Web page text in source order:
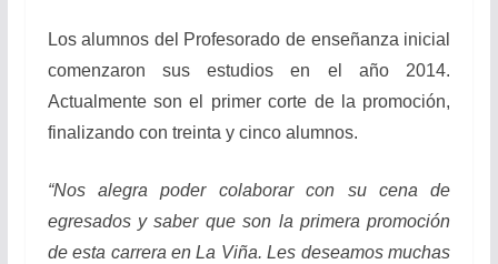
Los alumnos del Profesorado de enseñanza inicial
comenzaron sus estudios en el año 2014.
Actualmente son el primer corte de la promoción,
finalizando con treinta y cinco alumnos.
“Nos alegra poder colaborar con su cena de
egresados y saber que son la primera promoción
de esta carrera en La Viña. Les deseamos muchas